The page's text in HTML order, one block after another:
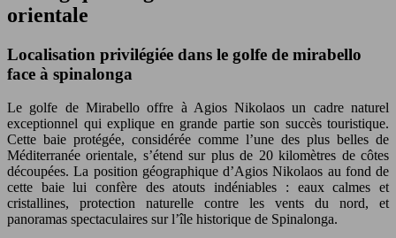
orientale
Localisation privilégiée dans le golfe de mirabello
face à spinalonga
Le golfe de Mirabello offre à Agios Nikolaos un cadre naturel
exceptionnel qui explique en grande partie son succès touristique.
Cette baie protégée, considérée comme l’une des plus belles de
Méditerranée orientale, s’étend sur plus de 20 kilomètres de côtes
découpées. La position géographique d’Agios Nikolaos au fond de
cette baie lui confère des atouts indéniables : eaux calmes et
cristallines, protection naturelle contre les vents du nord, et
panoramas spectaculaires sur l’île historique de Spinalonga.